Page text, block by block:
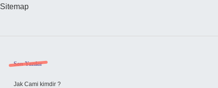
Sitemap
Sidebar
Son Yazılar
Jak Cami kimdir ?